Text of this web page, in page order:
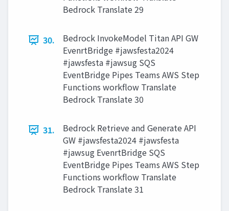
Bedrock Translate 29
30.
Bedrock InvokeModel Titan API GW
EvenrtBridge #jawsfesta2024
#jawsfesta #jawsug SQS
EventBridge Pipes Teams AWS Step
Functions workflow Translate
Bedrock Translate 30
31.
Bedrock Retrieve and Generate API
GW #jawsfesta2024 #jawsfesta
#jawsug EvenrtBridge SQS
EventBridge Pipes Teams AWS Step
Functions workflow Translate
Bedrock Translate 31